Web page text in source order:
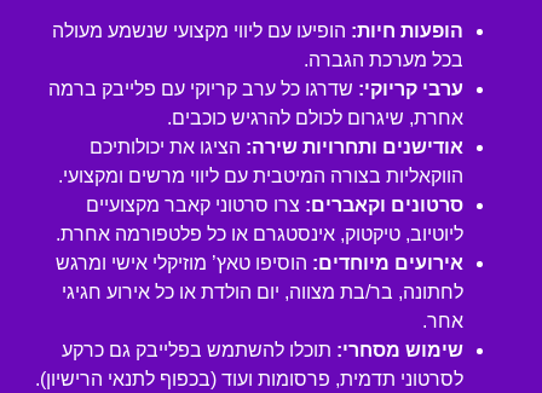
הופעות חיות: הופיעו עם ליווי מקצועי שנשמע מעולה
בכל מערכת הגברה.
ערבי קריוקי: שדרגו כל ערב קריוקי עם פלייבק ברמה
אחרת, שיגרום לכולם להרגיש כוכבים.
אודישנים ותחרויות שירה: הציגו את יכולותיכם
הווקאליות בצורה המיטבית עם ליווי מרשים ומקצועי.
סרטונים וקאברים: צרו סרטוני קאבר מקצועיים
ליוטיוב, טיקטוק, אינסטגרם או כל פלטפורמה אחרת.
אירועים מיוחדים: הוסיפו טאץ’ מוזיקלי אישי ומרגש
לחתונה, בר/בת מצווה, יום הולדת או כל אירוע חגיגי
אחר.
שימוש מסחרי: תוכלו להשתמש בפלייבק גם כרקע
לסרטוני תדמית, פרסומות ועוד (בכפוף לתנאי הרישיון).